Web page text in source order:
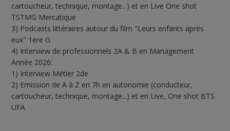
cartoucheur, technique, montage...) et en Live One shot
TSTMG Mercatique
3) Podcasts littéraires autour du film "Leurs enfants après
eux" 1ere G
4) Interview de professionnels 2A & B en Management
Année 2026:
1) Interview Métier 2de
2) Emission de A à Z en 7h en autonomie (conducteur,
cartoucheur, technique, montage...) et en Live, One shot BTS
UFA